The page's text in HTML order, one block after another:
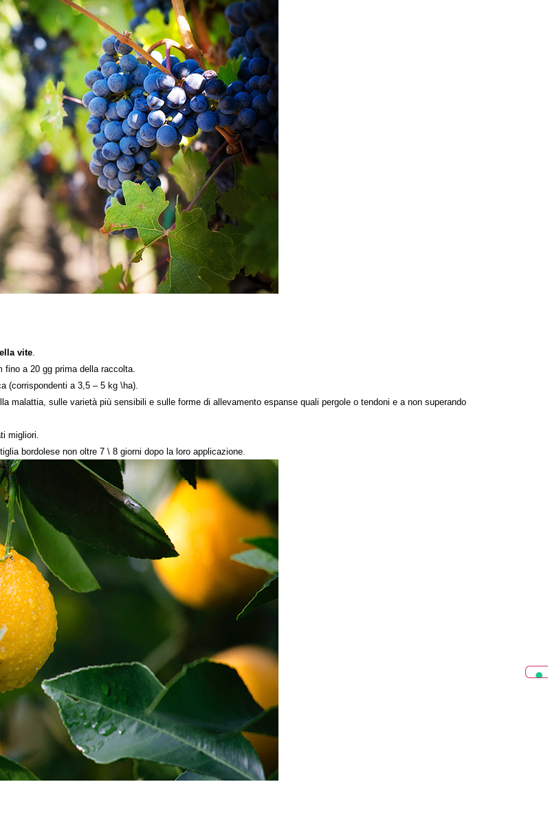
vite
a 20 gg prima della raccolta.
(corrispondenti a 3,5 – 5 kg \ha).
malattia, sulle varietà più sensibili e sulle forme di allevamento espanse quali pergole o tendoni e a non superando
migliori.
bordolese non oltre 7 \ 8 giorni dopo la loro applicazione.